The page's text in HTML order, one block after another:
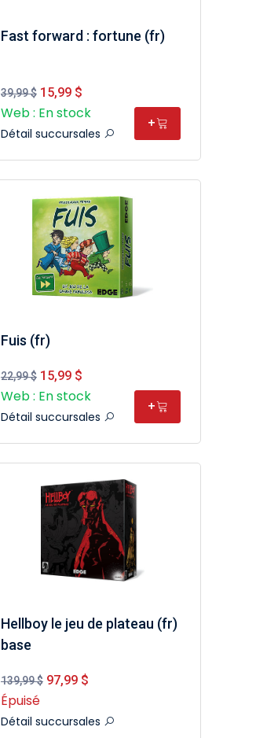
Fast forward : fortune (fr)
39,99 $ 15,99 $
Web : En stock
Détail succursales
+
Fuis (fr)
22,99 $ 15,99 $
Web : En stock
Détail succursales
+
Hellboy le jeu de plateau (fr)
base
139,99 $ 97,99 $
Épuisé
Détail succursales